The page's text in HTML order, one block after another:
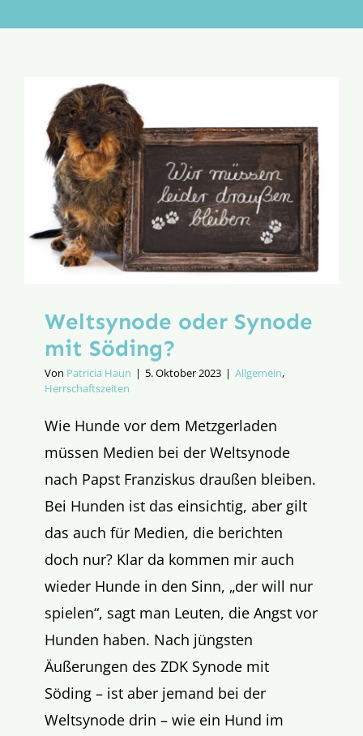
Aktion
Weltsynode oder Synode
mit Söding?
Von Patricia Haun | 5. Oktober 2023 | Allgemein,
Herrschaftszeiten
Wie Hunde vor dem Metzgerladen
müssen Medien bei der Weltsynode
nach Papst Franziskus draußen bleiben.
Bei Hunden ist das einsichtig, aber gilt
das auch für Medien, die berichten
doch nur? Klar da kommen mir auch
wieder Hunde in den Sinn, „der will nur
spielen“, sagt man Leuten, die Angst vor
Hunden haben. Nach jüngsten
Äußerungen des ZDK Synode mit
Söding – ist aber jemand bei der
Weltsynode drin – wie ein Hund im